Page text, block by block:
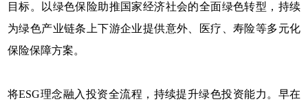
目标。以绿色保险助推国家经济社会的全面绿色转型，持续
为绿色产业链条上下游企业提供意外、医疗、寿险等多元化
保险保障方案。
将ESG理念融入投资全流程，持续提升绿色投资能力。早在